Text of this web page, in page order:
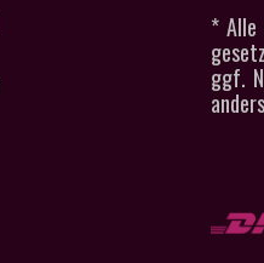
* Alle
ggf.